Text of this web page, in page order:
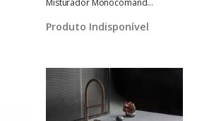
Misturador Monocomando De Mesa Para Cozinha
Produto Indisponível